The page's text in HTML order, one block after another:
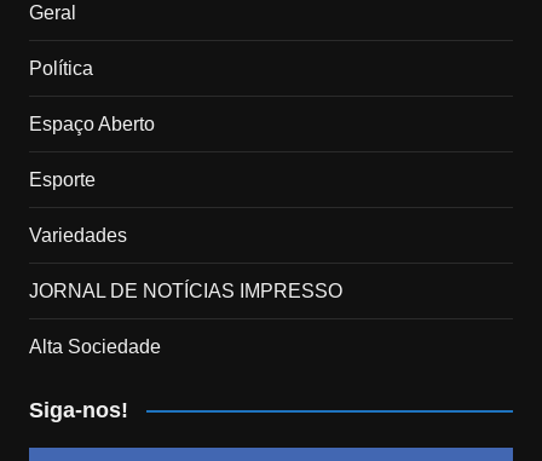
Geral
Política
Espaço Aberto
Esporte
Variedades
JORNAL DE NOTÍCIAS IMPRESSO
Alta Sociedade
Siga-nos!